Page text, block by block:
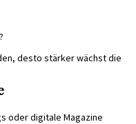
desto stärker wächst die
oder digitale Magazine